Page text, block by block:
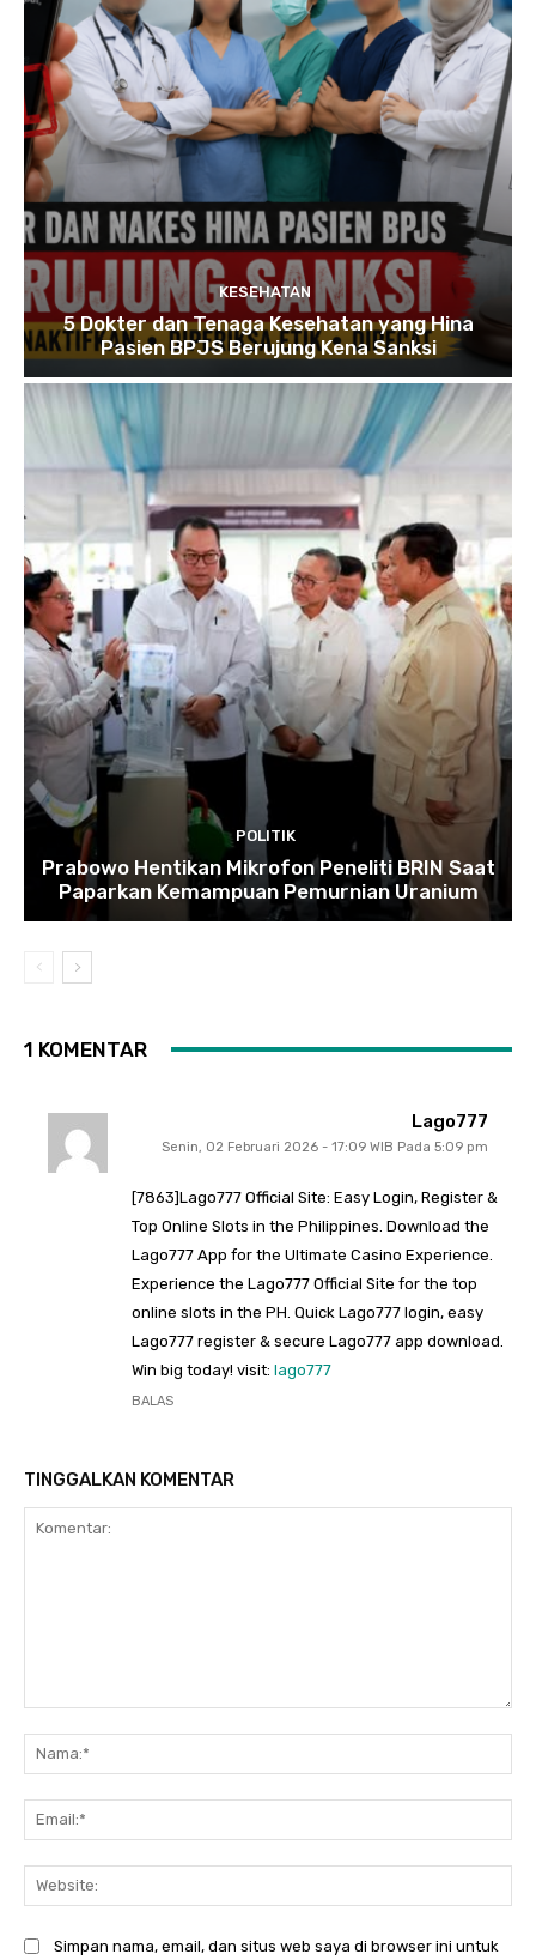
KESEHATAN
5 Dokter dan Tenaga Kesehatan yang Hina
Pasien BPJS Berujung Kena Sanksi
POLITIK
Prabowo Hentikan Mikrofon Peneliti BRIN Saat
Paparkan Kemampuan Pemurnian Uranium
1 KOMENTAR
Lago777
Senin, 02 Februari 2026 - 17:09 WIB Pada 5:09 pm
[7863]Lago777 Official Site: Easy Login, Register &
Top Online Slots in the Philippines. Download the
Lago777 App for the Ultimate Casino Experience.
Experience the Lago777 Official Site for the top
online slots in the PH. Quick Lago777 login, easy
Lago777 register & secure Lago777 app download.
Win big today! visit: lago777
BALAS
TINGGALKAN KOMENTAR
Simpan nama, email, dan situs web saya di browser ini untuk